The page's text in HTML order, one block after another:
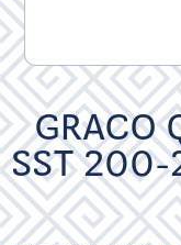
GRACO
SST